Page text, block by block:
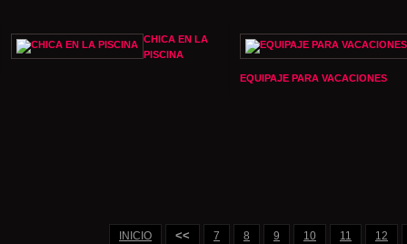
CHICA EN LA
PISCINA
EQUIPAJE PARA VACACIONES
INICIO << 7 8 9 10 11 12